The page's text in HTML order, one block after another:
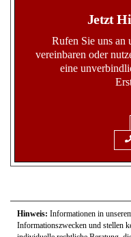
Jetzt
Rufen Sie uns an
vereinbaren oder
eine
Hinweis: Informationen in
Informationszwecken und stellen